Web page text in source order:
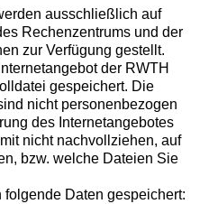
ausschließlich auf
Rechenzentrums und der
zur Verfügung gestellt.
der RWTH
gespeichert. Die
nicht personenbezogen
des Internetangebotes
nicht nachvollziehen, auf
bzw. welche Dateien Sie
folgende Daten gespeichert: